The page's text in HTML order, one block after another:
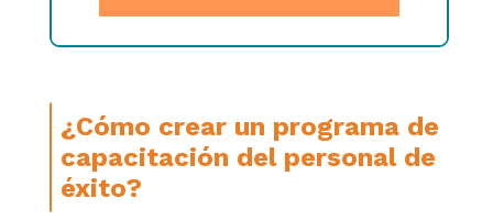
¿Cómo crear un programa de
capacitación del personal de
éxito?